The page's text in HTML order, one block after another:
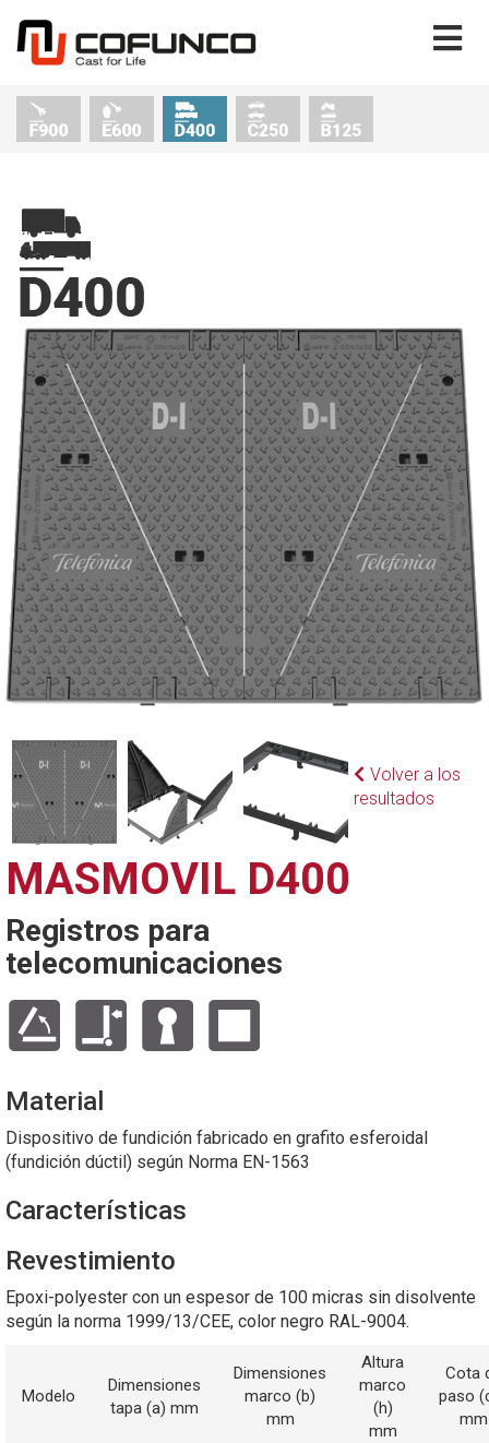
Volver a los
resultados
MASMOVIL D400
Registros para
telecomunicaciones
Material
Dispositivo de fundición fabricado en grafito esferoidal
(fundición dúctil) según Norma EN-1563
Características
Revestimiento
Epoxi-polyester con un espesor de 100 micras sin disolvente
según la norma 1999/13/CEE, color negro RAL-9004.
Modelo
Dimensiones
tapa (a) mm
Dimensiones
marco (b)
mm
Altura
marco
(h)
mm
Cota
paso
mm